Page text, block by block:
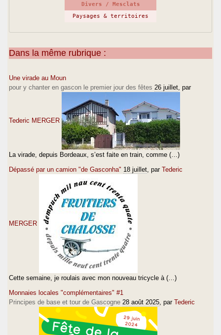
Divers / Mesclats
Paysages & territoires
Dans la même rubrique :
Une virade au Moun
pour y chanter en gascon le premier jour des fêtes 26 juillet , par
Tederic MERGER
La virade, depuis Bordeaux, s’est faite en train, comme (…)
Dépassé par un camion "de Gasconha" 18 juillet , par Tederic
MERGER
Cette semaine, je roulais avec mon nouveau tricycle à (…)
Monnaies locales "complémentaires" #1
Principes de base et tour de Gascogne 28 août 2025 , par Tederic